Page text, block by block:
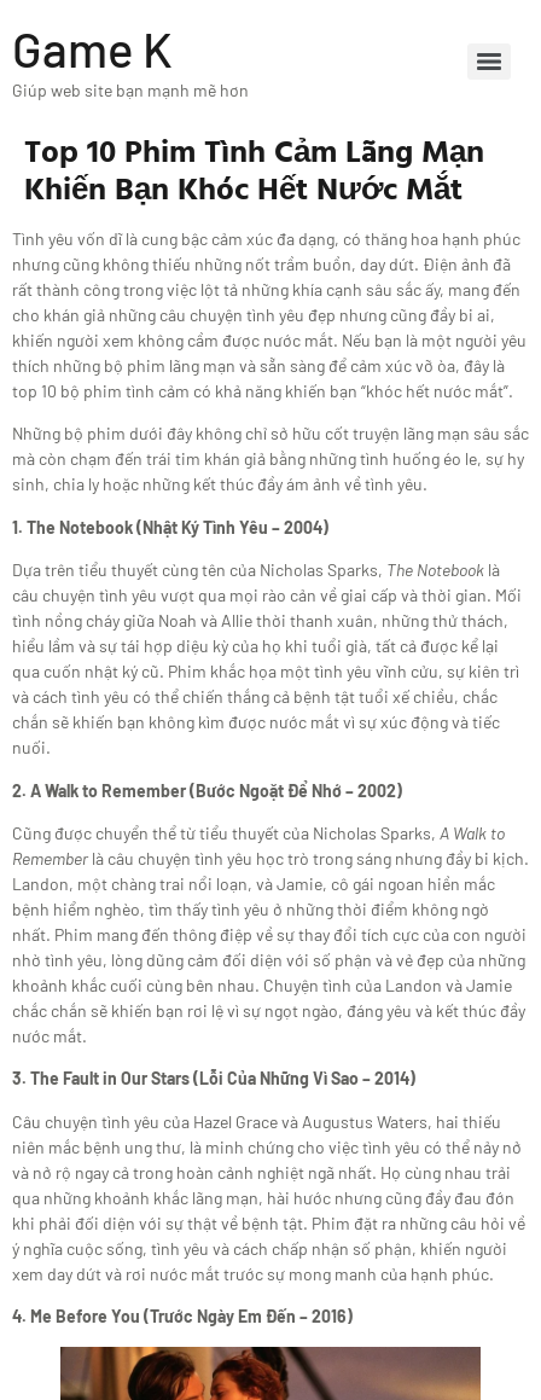
Game K
Giúp web site bạn mạnh mẽ hơn
Top 10 Phim Tình Cảm Lãng Mạn
Khiến Bạn Khóc Hết Nước Mắt
Tình yêu vốn dĩ là cung bậc cảm xúc đa dạng, có thăng hoa hạnh phúc
nhưng cũng không thiếu những nốt trầm buồn, day dứt. Điện ảnh đã
rất thành công trong việc lột tả những khía cạnh sâu sắc ấy, mang đến
cho khán giả những câu chuyện tình yêu đẹp nhưng cũng đầy bi ai,
khiến người xem không cầm được nước mắt. Nếu bạn là một người yêu
thích những bộ phim lãng mạn và sẵn sàng để cảm xúc vỡ òa, đây là
top 10 bộ phim tình cảm có khả năng khiến bạn “khóc hết nước mắt”.
Những bộ phim dưới đây không chỉ sở hữu cốt truyện lãng mạn sâu sắc
mà còn chạm đến trái tim khán giả bằng những tình huống éo le, sự hy
sinh, chia ly hoặc những kết thúc đầy ám ảnh về tình yêu.
1. The Notebook (Nhật Ký Tình Yêu – 2004)
Dựa trên tiểu thuyết cùng tên của Nicholas Sparks, The Notebook là
câu chuyện tình yêu vượt qua mọi rào cản về giai cấp và thời gian. Mối
tình nồng cháy giữa Noah và Allie thời thanh xuân, những thử thách,
hiểu lầm và sự tái hợp diệu kỳ của họ khi tuổi già, tất cả được kể lại
qua cuốn nhật ký cũ. Phim khắc họa một tình yêu vĩnh cửu, sự kiên trì
và cách tình yêu có thể chiến thắng cả bệnh tật tuổi xế chiều, chắc
chắn sẽ khiến bạn không kìm được nước mắt vì sự xúc động và tiếc
nuối.
2. A Walk to Remember (Bước Ngoặt Để Nhớ – 2002)
Cũng được chuyển thể từ tiểu thuyết của Nicholas Sparks, A Walk to
Remember là câu chuyện tình yêu học trò trong sáng nhưng đầy bi kịch.
Landon, một chàng trai nổi loạn, và Jamie, cô gái ngoan hiền mắc
bệnh hiểm nghèo, tìm thấy tình yêu ở những thời điểm không ngờ
nhất. Phim mang đến thông điệp về sự thay đổi tích cực của con người
nhờ tình yêu, lòng dũng cảm đối diện với số phận và vẻ đẹp của những
khoảnh khắc cuối cùng bên nhau. Chuyện tình của Landon và Jamie
chắc chắn sẽ khiến bạn rơi lệ vì sự ngọt ngào, đáng yêu và kết thúc đầy
nước mắt.
3. The Fault in Our Stars (Lỗi Của Những Vì Sao – 2014)
Câu chuyện tình yêu của Hazel Grace và Augustus Waters, hai thiếu
niên mắc bệnh ung thư, là minh chứng cho việc tình yêu có thể nảy nở
và nở rộ ngay cả trong hoàn cảnh nghiệt ngã nhất. Họ cùng nhau trải
qua những khoảnh khắc lãng mạn, hài hước nhưng cũng đầy đau đớn
khi phải đối diện với sự thật về bệnh tật. Phim đặt ra những câu hỏi về
ý nghĩa cuộc sống, tình yêu và cách chấp nhận số phận, khiến người
xem day dứt và rơi nước mắt trước sự mong manh của hạnh phúc.
4. Me Before You (Trước Ngày Em Đến – 2016)